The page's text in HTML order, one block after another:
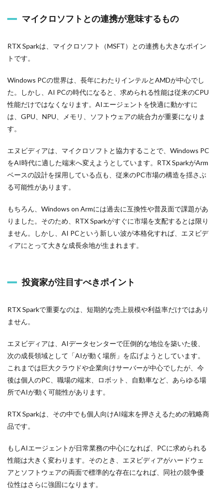
マイクロソフトとの連携が意味するもの
RTX Sparkは、マイクロソフト（MSFT）との連携も大きなポイン
トです。
Windows PCの世界は、長年にわたりインテルとAMDが中心でし
た。しかし、AI PCの時代になると、求められる性能は従来のCPU
性能だけではなくなります。AIエージェントを快適に動かすに
は、GPU、NPU、メモリ、ソフトウェアの統合力が重要になりま
す。
エヌビディアは、マイクロソフトと協力することで、Windows PC
をAI時代に適した端末へ変えようとしています。RTX SparkがArm
ベースの設計を採用している点も、従来のPC市場の構造を揺さぶ
る可能性があります。
もちろん、Windows on Armには過去に互換性や普及面で課題があ
りました。そのため、RTX Sparkがすぐに市場を支配するとは限り
ません。しかし、AI PCという新しい波が本格化すれば、エヌビデ
ィアにとって大きな成長余地が生まれます。
投資家が注目すべきポイント
RTX Sparkで重要なのは、短期的な売上規模や利益率だけではあり
ません。
エヌビディアは、AIデータセンターで圧倒的な地位を築いた後、
次の成長領域として「AIが動く場所」を広げようとしています。
これまでは巨大クラウドや企業向けサーバーが中心でしたが、今
後は個人のPC、職場の端末、ロボット、自動車など、あらゆる場
所でAIが動く可能性があります。
RTX Sparkは、その中でも個人向けAI端末を押さえるための戦略商
品です。
もしAIエージェントが日常業務の中心になれば、PCに求められる
性能は大きく変わります。そのとき、エヌビディアがハードウェ
アとソフトウェアの両面で標準的な存在になれば、同社の競争優
位性はさらに強固になります。